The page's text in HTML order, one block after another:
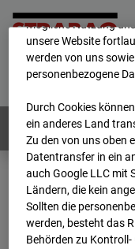
Home E-Mail
Webcams:
Home
BC-146 - BV-
Archiv
2026
mögliche Nutzung
unsere Website
werden von uns
personenbezogene
Durch Cookies
ein anderes Land
Zu den von uns oben
Datentransfer in ein
auch Google LLC mit
Ländern, die kein
Sollten die
werden, besteht das
Behörden zu